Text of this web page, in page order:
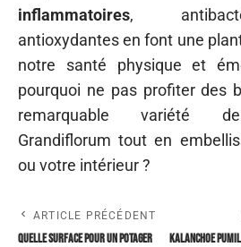
inflammatoires,
antioxydantes en font une
notre santé physique et
pourquoi ne pas profiter des
remarquable variété
Grandiflorum tout en
ou votre intérieur ?
ARTICLE PRÉCÉDENT
Quelle surface pour un potager
Kalanchoe